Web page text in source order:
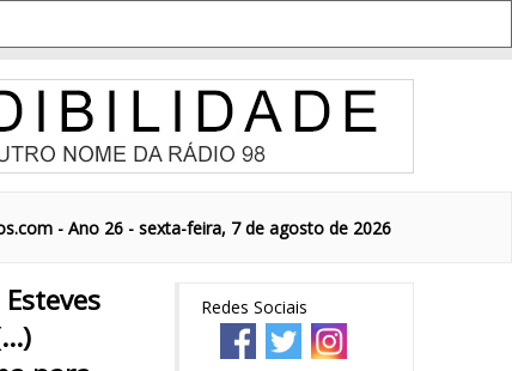
- Ano 26 - sexta-feira, 7 de agosto de 2026
Redes Sociais